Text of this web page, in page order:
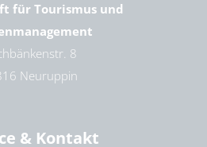
für Tourismus und
8
Neuruppin
& Kontakt